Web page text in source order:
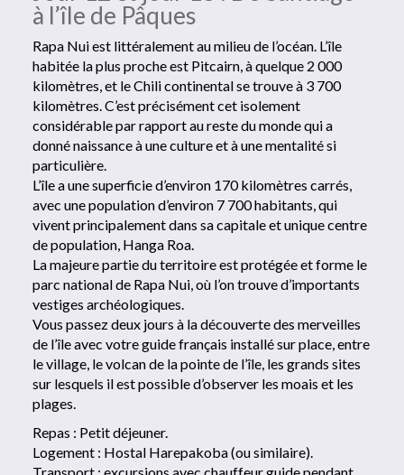
à l’île de Pâques
Rapa Nui est littéralement au milieu de l’océan. L’île
habitée la plus proche est Pitcairn, à quelque 2 000
kilomètres, et le Chili continental se trouve à 3 700
kilomètres. C’est précisément cet isolement
considérable par rapport au reste du monde qui a
donné naissance à une culture et à une mentalité si
particulière.
L’île a une superficie d’environ 170 kilomètres carrés,
avec une population d’environ 7 700 habitants, qui
vivent principalement dans sa capitale et unique centre
de population, Hanga Roa.
La majeure partie du territoire est protégée et forme le
parc national de Rapa Nui, où l’on trouve d’importants
vestiges archéologiques.
Vous passez deux jours à la découverte des merveilles
de l’île avec votre guide français installé sur place, entre
le village, le volcan de la pointe de l’île, les grands sites
sur lesquels il est possible d’observer les moais et les
plages.
Repas : Petit déjeuner.
Logement : Hostal Harepakoba (ou similaire).